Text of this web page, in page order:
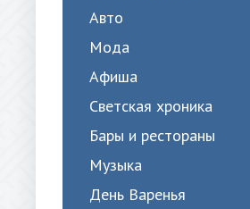
Авто
Мода
Афиша
Светская хроника
Бары и рестораны
Музыка
День Варенья